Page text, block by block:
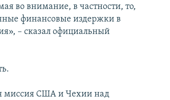
во внимание, в частности, то,
финансовые издержки в
– сказал официальный
миссия США и Чехии над